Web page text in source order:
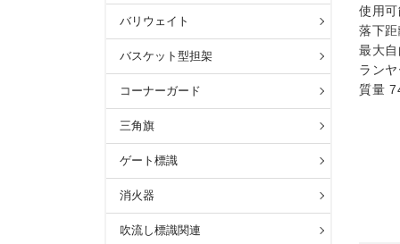
使用
落下
最大
ラン
質量
バリウェイト
バスケット型担架
コーナーガード
三角旗
ゲート標識
消火器
吹流し標識関連